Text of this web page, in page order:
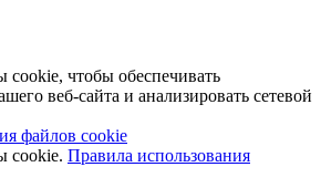
чтобы обеспечивать
веб-сайта и анализировать сетевой
файлов cookie
cookie. Правила использования